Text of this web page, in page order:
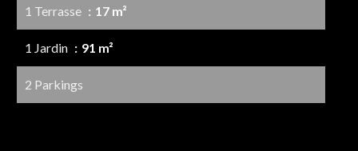
1 Terrasse 17 m²
1 Jardin 91 m²
2 Parkings